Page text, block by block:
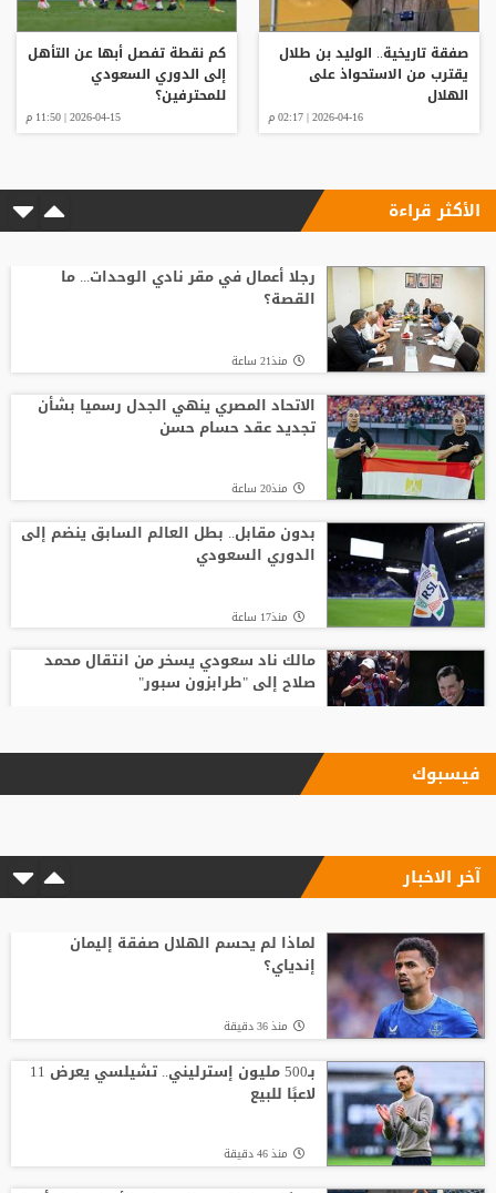
صفقة تاريخية.. الوليد بن طلال
يقترب من الاستحواذ على
الهلال
2026-04-16 | 02:17 م
كم نقطة تفصل أبها عن التأهل
إلى الدوري السعودي
للمحترفين؟
2026-04-15 | 11:50 م
الأكثر قراءة
رجلا أعمال في مقر نادي الوحدات... ما
القصة؟
منذ21 ساعة
الاتحاد المصري ينهي الجدل رسميا بشأن
تجديد عقد حسام حسن
منذ20 ساعة
بدون مقابل.. بطل العالم السابق ينضم إلى
الدوري السعودي
منذ17 ساعة
مالك ناد سعودي يسخر من انتقال محمد
صلاح إلى "طرابزون سبور"
بأرقام استثنائية.. هل يكون كوبارسي
جديدًا
أسطورة التحكيم الإنجليزي يلحق بمحمد
صلاح في تركيا رسميًا
من الأهلي السعودي للبريميرليج.. يايسله
فيسبوك
آخر الاخبار
لماذا لم يحسم الهلال صفقة إليمان
إندياي؟
منذ 36 دقيقة
بـ500 مليون إسترليني.. تشيلسي يعرض 11
لاعبًا للبيع
منذ 46 دقيقة